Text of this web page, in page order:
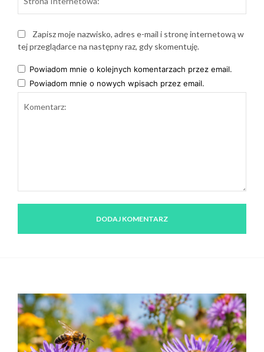
Zapisz moje nazwisko, adres e-mail i stronę internetową w
tej przeglądarce na następny raz, gdy skomentuję.
Powiadom mnie o kolejnych komentarzach przez email.
Powiadom mnie o nowych wpisach przez email.